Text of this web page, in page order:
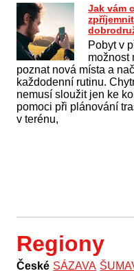
Jak vám
Pobyt v
možnost
poznat nová místa a
každodenní rutinu.
nemusí sloužit jen ke
pomoci při plánování
v terénu,
Regiony
České SÁZAVA